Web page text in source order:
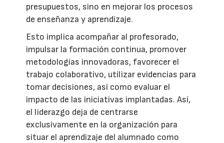
presupuestos, sino en mejorar los procesos
de enseñanza y aprendizaje.
Esto implica acompañar al profesorado,
impulsar la formación continua, promover
metodologías innovadoras, favorecer el
trabajo colaborativo, utilizar evidencias para
tomar decisiones, así como evaluar el
impacto de las iniciativas implantadas. Así,
el liderazgo deja de centrarse
exclusivamente en la organización para
situar el aprendizaje del alumnado como